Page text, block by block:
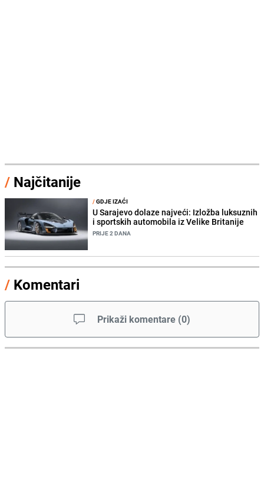
/ Najčitanije
/GDJE IZAĆI
U Sarajevo dolaze najveći: Izložba luksuznih
i sportskih automobila iz Velike Britanije
PRIJE 2 DANA
/ Komentari
Prikaži komentare (0)